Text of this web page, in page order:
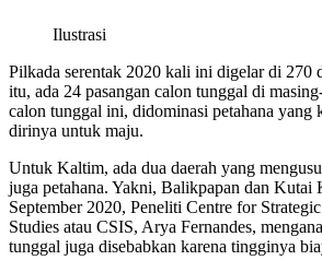
Ilustrasi
Pilkada serentak 2020 kali ini digelar di 270
itu, ada 24 pasangan calon tunggal di
calon tunggal ini, didominasi petahana yang
dirinya untuk maju.
Untuk Kaltim, ada dua daerah yang
juga petahana. Yakni, Balikpapan dan Kutai
September 2020, Peneliti Centre for
Studies atau CSIS, Arya Fernandes,
tunggal juga disebabkan karena tingginya